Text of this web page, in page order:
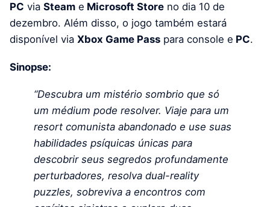
PC via Steam e Microsoft Store no dia 10 de
dezembro. Além disso, o jogo também estará
disponível via Xbox Game Pass para console e PC.
Sinopse:
“Descubra um mistério sombrio que só
um médium pode resolver. Viaje para um
resort comunista abandonado e use suas
habilidades psíquicas únicas para
descobrir seus segredos profundamente
perturbadores, resolva dual-reality
puzzles, sobreviva a encontros com